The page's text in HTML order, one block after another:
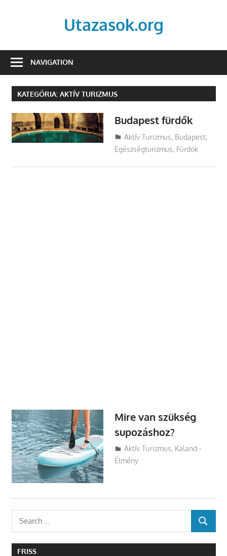
Utazasok.org
NAVIGATION
KATEGÓRIA: AKTÍV TURIZMUS
Budapest fürdők
Utazasok.org
Aktív Turizmus, Budapest,
Egészségturizmus, Fürdők
Mire van szükség
supozáshoz?
Utazasok.org
Aktív Turizmus, Kaland -
Élmény
Search
SEARCH
FRISS